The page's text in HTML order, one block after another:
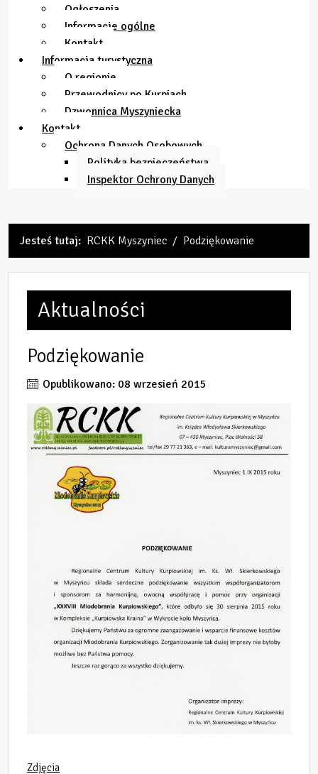
Ogłoszenia
Informacje ogólne
Kontakt
Informacja turystyczna
O regionie
Przewodnicy po Kurpiach
Dzwonnica Myszyniecka
Kontakt
Ochrona Danych Osobowych
Polityka bezpieczeństwa
Inspektor Ochrony Danych
Jesteś tutaj: RCKK Myszyniec Podziękowanie
Aktualności
Podziękowanie
Opublikowano: 08 wrzesień 2015
Zdjęcia